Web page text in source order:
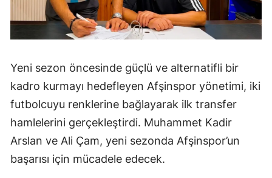
Yeni sezon öncesinde güçlü ve alternatifli bir
kadro kurmayı hedefleyen Afşinspor yönetimi, iki
futbolcuyu renklerine bağlayarak ilk transfer
hamlelerini gerçekleştirdi. Muhammet Kadir
Arslan ve Ali Çam, yeni sezonda Afşinspor’un
başarısı için mücadele edecek.